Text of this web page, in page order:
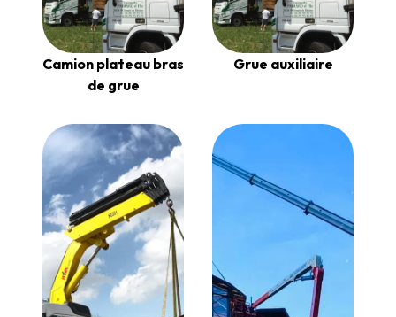
Camion plateau bras
de grue
Grue auxiliaire